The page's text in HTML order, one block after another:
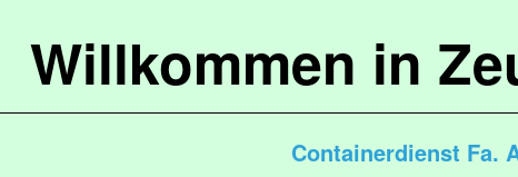
Willkommen in
Containerdienst Fa.